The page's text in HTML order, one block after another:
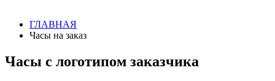
ГЛАВНАЯ
Часы на заказ
Часы с логотипом заказчика